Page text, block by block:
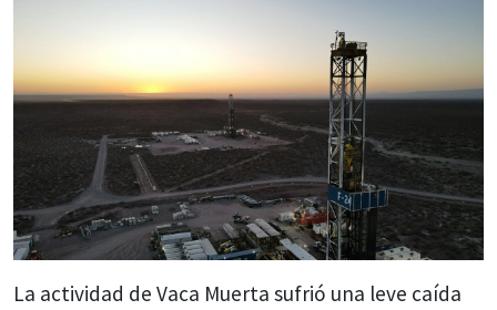
La actividad de Vaca Muerta sufrió una leve caída